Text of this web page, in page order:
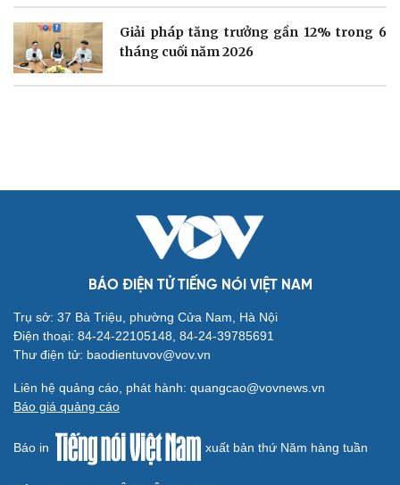
Dinh dưỡng - món ngon
Cây thuốc
Sản phụ khoa
Nhi khoa
Nam khoa
Nhà đẹp
Blog
Tình yêu - Gia đình
Sân khấu - Điện ảnh
Văn học
Âm nhạc
Di sản
Nghệ sĩ
Thời trang
Sao Việt
Giải pháp tăng trưởng gần 12% trong 6
tháng cuối năm 2026
BÁO ĐIỆN TỬ TIẾNG NÓI VIỆT NAM
Trụ sở: 37 Bà Triệu, phường Cửa Nam, Hà Nội
Điện thoại: 84-24-22105148, 84-24-39785691
Thư điện tử: baodientuvov@vov.vn
Liên hệ quảng cáo, phát hành: quangcao@vovnews.vn
Báo giá quảng cáo
Báo in xuất bản thứ Năm hàng tuần